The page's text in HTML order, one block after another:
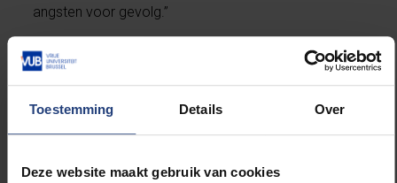
Toestemming Details Over
Deze website maakt gebruik van cookies
angsten voor gevolg.”
Volgens de onderzoeker zijn de eenzamen van nu
om eenzame jongeren nu al preventief te benaderen.
de buitenwereld moeten zich evenwel bewust zijn